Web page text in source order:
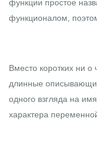
функции простое
функционалом,
Вместо коротких ни
длинные
одного взгляда на
характера